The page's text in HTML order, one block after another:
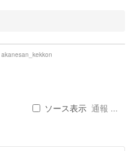
akanesan_kekkon
ソース表示 通報 ...